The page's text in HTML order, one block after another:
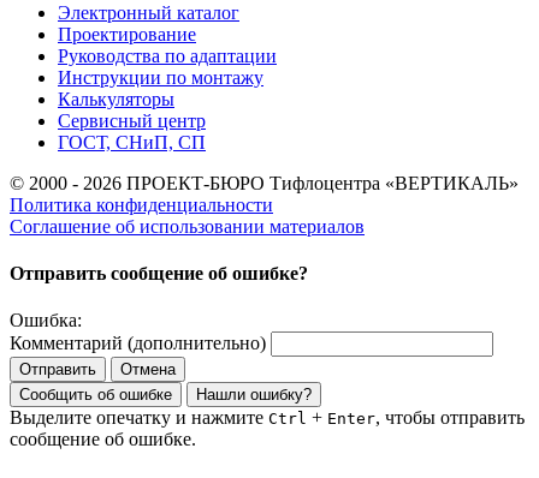
Электронный каталог
Проектирование
Руководства по адаптации
Инструкции по монтажу
Калькуляторы
Сервисный центр
ГОСТ, СНиП, СП
© 2000 - 2026 ПРОЕКТ-БЮРО Тифлоцентра «ВЕРТИКАЛЬ»
Политика конфиденциальности
Соглашение об использовании материалов
Отправить сообщение об ошибке?
Ошибка:
Комментарий (дополнительно)
Отправить
Отмена
Сообщить об ошибке
Нашли ошибку?
Выделите опечатку и нажмите Ctrl + Enter, чтобы отправить
сообщение об ошибке.